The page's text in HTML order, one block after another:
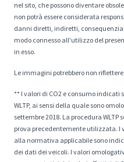
nel sito, che possono diventare
non potrà essere considerata
danni diretti, indiretti,
modo connesso all'utilizzo del
in esso.
Le immagini potrebbero non
** I valori di CO2 e consumo indicati
WLTP, ai sensi della quale sono
settembre 2018. La procedura WLTP
prova precedentemente utilizzata. I
alla normativa applicabile sono
dei dati dei veicoli. I valori